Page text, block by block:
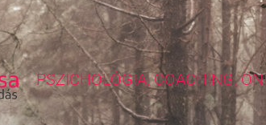
PSZICHOLÓGIA, COACHING,